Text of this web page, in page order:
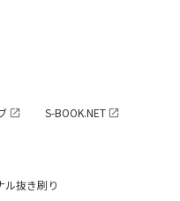
S-BOOK.NET
ル抜き刷り